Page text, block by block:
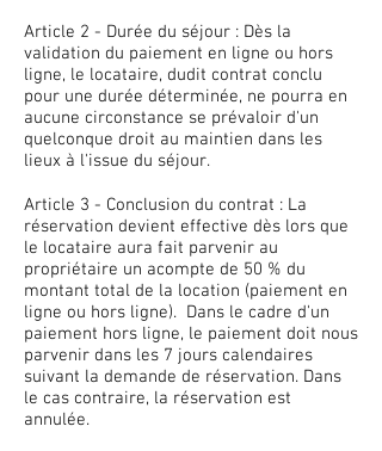
Article 2 - Durée du séjour : Dès la
validation du paiement en ligne ou hors
ligne, le locataire, dudit contrat conclu
pour une durée déterminée, ne pourra en
aucune circonstance se prévaloir d'un
quelconque droit au maintien dans les
lieux à l'issue du séjour.
Article 3 - Conclusion du contrat : La
réservation devient effective dès lors que
le locataire aura fait parvenir au
propriétaire un acompte de 50 % du
montant total de la location (paiement en
ligne ou hors ligne). Dans le cadre d'un
paiement hors ligne, le paiement doit nous
parvenir dans les 7 jours calendaires
suivant la demande de réservation. Dans
le cas contraire, la réservation est
annulée.